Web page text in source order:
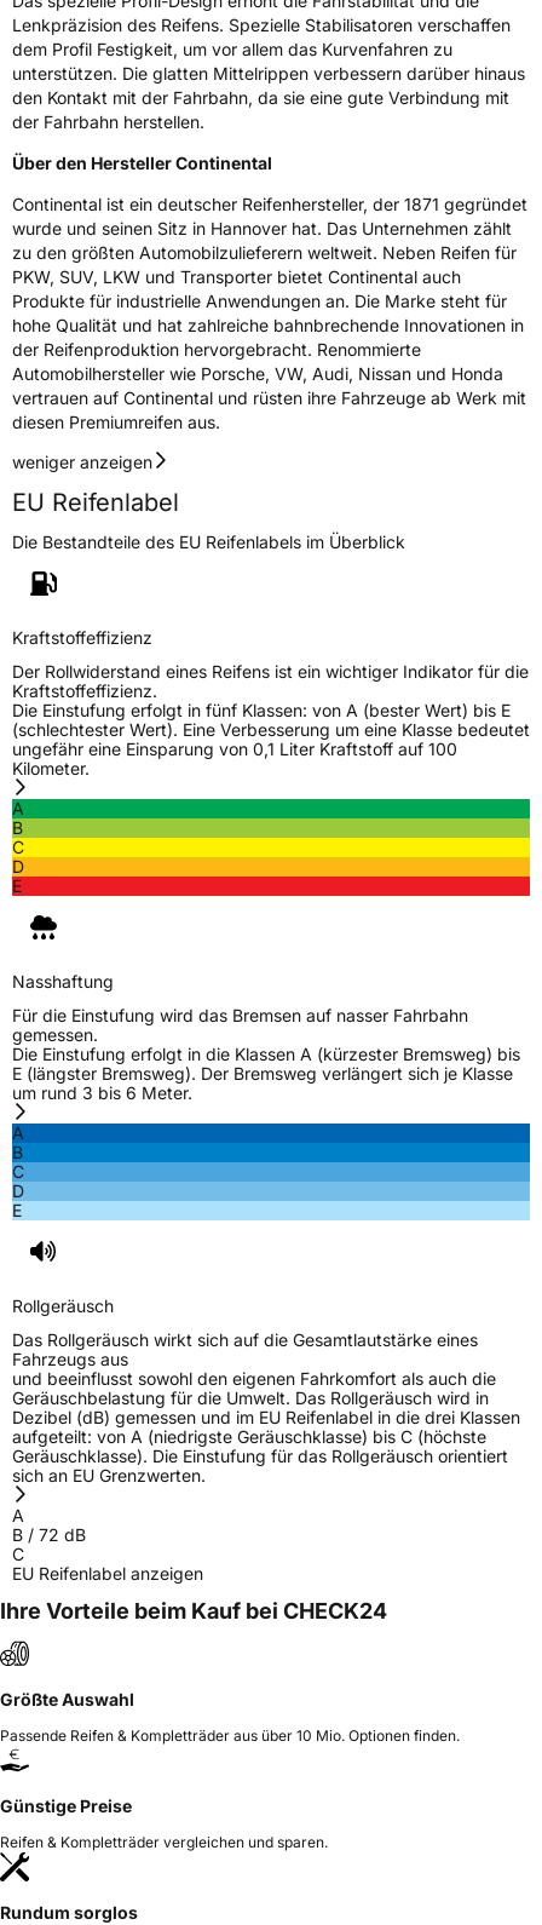
Lenkpräzision des Reifens. Spezielle Stabilisatoren verschaffen
dem Profil Festigkeit, um vor allem das Kurvenfahren zu
unterstützen. Die glatten Mittelrippen verbessern darüber hinaus
den Kontakt mit der Fahrbahn, da sie eine gute Verbindung mit
der Fahrbahn herstellen.
Über den Hersteller Continental
Continental ist ein deutscher Reifenhersteller, der 1871 gegründet
wurde und seinen Sitz in Hannover hat. Das Unternehmen zählt
zu den größten Automobilzulieferern weltweit. Neben Reifen für
PKW, SUV, LKW und Transporter bietet Continental auch
Produkte für industrielle Anwendungen an. Die Marke steht für
hohe Qualität und hat zahlreiche bahnbrechende Innovationen in
der Reifenproduktion hervorgebracht. Renommierte
Automobilhersteller wie Porsche, VW, Audi, Nissan und Honda
vertrauen auf Continental und rüsten ihre Fahrzeuge ab Werk mit
diesen Premiumreifen aus.
weniger anzeigen
EU Reifenlabel
Die Bestandteile des EU Reifenlabels im Überblick
Kraftstoffeffizienz
Der Rollwiderstand eines Reifens ist ein wichtiger Indikator für die
Kraftstoffeffizienz.
Die Einstufung erfolgt in fünf Klassen: von A (bester Wert) bis E
(schlechtester Wert). Eine Verbesserung um eine Klasse bedeutet
ungefähr eine Einsparung von 0,1 Liter Kraftstoff auf 100
Kilometer.
A
B
C
D
E
Nasshaftung
Für die Einstufung wird das Bremsen auf nasser Fahrbahn
gemessen.
Die Einstufung erfolgt in die Klassen A (kürzester Bremsweg) bis
E (längster Bremsweg). Der Bremsweg verlängert sich je Klasse
um rund 3 bis 6 Meter.
A
B
C
D
E
Rollgeräusch
Das Rollgeräusch wirkt sich auf die Gesamtlautstärke eines
Fahrzeugs aus
und beeinflusst sowohl den eigenen Fahrkomfort als auch die
Geräuschbelastung für die Umwelt. Das Rollgeräusch wird in
Dezibel (dB) gemessen und im EU Reifenlabel in die drei Klassen
aufgeteilt: von A (niedrigste Geräuschklasse) bis C (höchste
Geräuschklasse). Die Einstufung für das Rollgeräusch orientiert
sich an EU Grenzwerten.
A
B / 72 dB
C
EU Reifenlabel anzeigen
Ihre Vorteile beim Kauf bei CHECK24
Größte Auswahl
Passende Reifen & Kompletträder aus über 10 Mio. Optionen finden.
Günstige Preise
Reifen & Kompletträder vergleichen und sparen.
Rundum sorglos